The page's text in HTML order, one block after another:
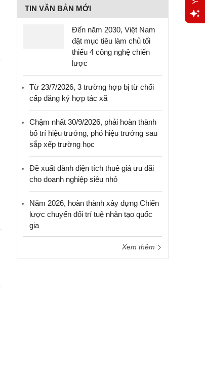
TIN VĂN BẢN MỚI
Đến năm 2030, Việt Nam
đặt mục tiêu làm chủ tối
thiểu 4 công nghệ chiến
lược
Từ 23/7/2026, 3 trường hợp bị từ chối
cấp đăng ký hợp tác xã
Chậm nhất 30/9/2026, phải hoàn thành
bố trí hiệu trưởng, phó hiệu trưởng sau
sắp xếp trường học
Đề xuất dành diện tích thuê giá ưu đãi
cho doanh nghiệp siêu nhỏ
Năm 2026, hoàn thành xây dựng Chiến
lược chuyển đổi trí tuệ nhân tạo quốc
gia
Xem thêm